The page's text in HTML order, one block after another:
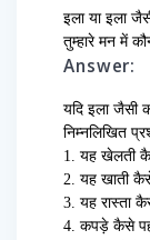
इला या इला
तुम्हारे मन में
Answer:
यदि इला जैसी
निम्नलिखित
1. यह खेलती
2. यह खाती कैसे
3. यह रास्ता
4. कपड़े कैसे